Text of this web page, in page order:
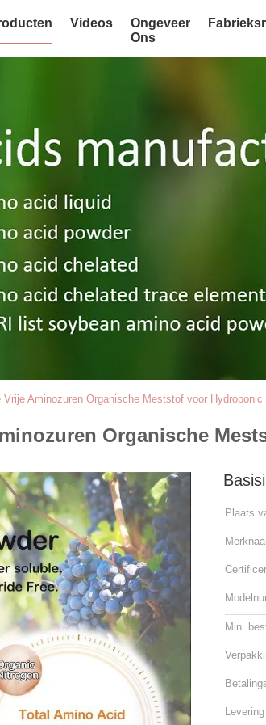
Videos
Ongeveer
Ons
Vrije Aminozuren Organische Meststof voor Hydroponic
Organische
Plaats
Min.